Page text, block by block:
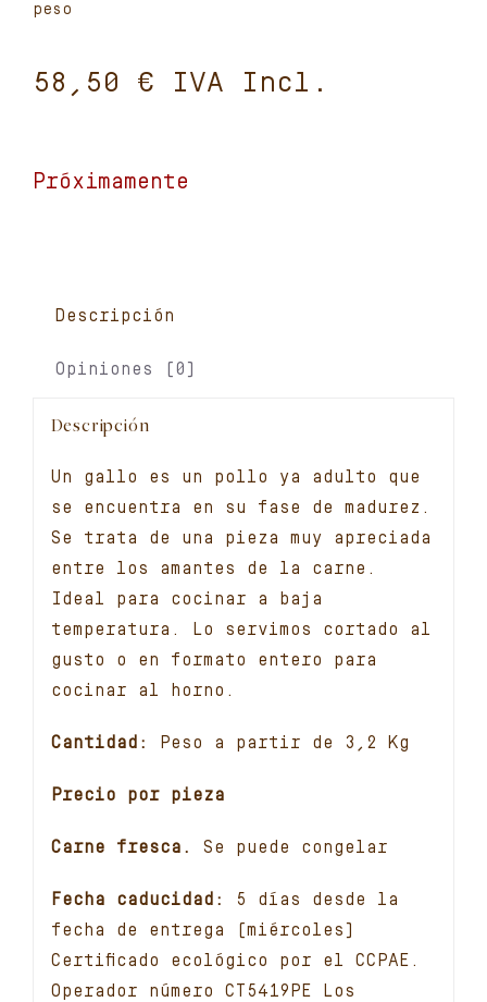
peso
€
Próximamente
Descripción
Opiniones (0)
Descripción
Un gallo es un pollo ya adulto que
se encuentra en su fase de madurez.
Se trata de una pieza muy apreciada
entre los amantes de la carne.
Ideal para cocinar a baja
temperatura. Lo servimos cortado al
gusto o en formato entero para
cocinar al horno.
Cantidad: Peso a partir de 3,2 Kg
Precio por pieza
Carne fresca. Se puede congelar
Fecha caducidad:
5 días desde la
fecha de entrega (miércoles)
Certificado ecológico por el CCPAE.
Operador número CT5419PE Los